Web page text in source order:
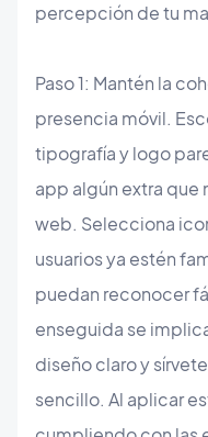
percepción de tu
Paso 1: Mantén la
presencia móvil.
tipografía y logo
app algún extra que
web. Selecciona
usuarios ya estén
puedan reconocer
enseguida se
diseño claro y
sencillo. Al aplicar